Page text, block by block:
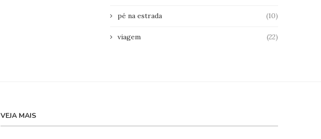
pé na estrada (10)
viagem (22)
VEJA MAIS